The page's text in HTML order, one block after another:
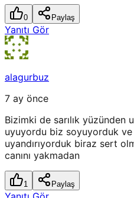
0 Paylaş
Yanıtı Gör
alagurbuz
7 ay önce
Bizimki de sarılık yüzünden
uyuyordu biz soyuyorduk ve
uyandırıyorduk biraz sert
canını yakmadan
1 Paylaş